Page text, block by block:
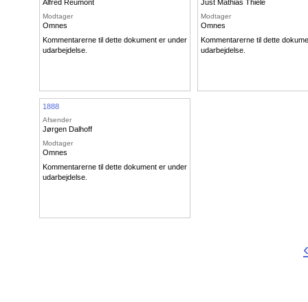
Alfred Reumont
Modtager
Omnes
Kommentarerne til dette dokument er under
udarbejdelse.
Just Mathias Thiele
Modtager
Omnes
Kommentarerne til dette
udarbejdelse.
1888
Afsender
Jørgen Dalhoff
Modtager
Omnes
Kommentarerne til dette dokument er under
udarbejdelse.